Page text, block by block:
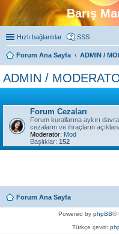
Barış
Hızlı bağlantılar SSS
Forum Ana Sayfa
ADMIN /
ADMIN /
Forum Cezaları
Forum kurallarına aykırı
cezaların ve ihraçların
Moderatör: Mod
Başlıklar: 152
Forum Ana Sayfa
Powered by phpBB®
Türkçe çeviri: